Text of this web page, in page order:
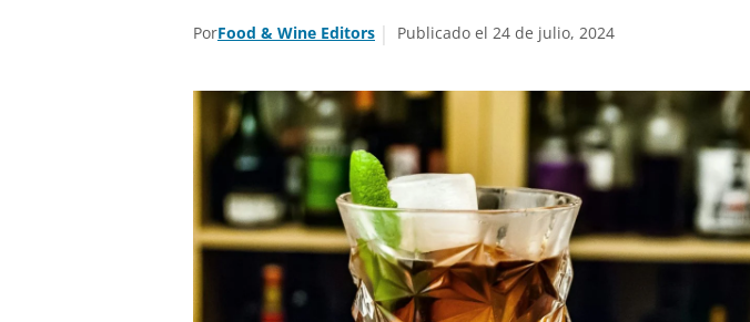
PorFood & Wine Editors Publicado el 24 de julio, 2024